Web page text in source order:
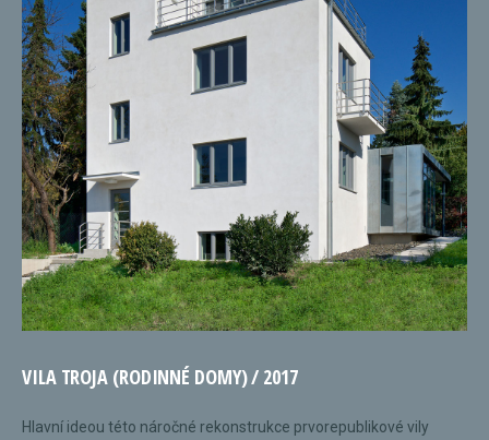
VILA TROJA (RODINNÉ DOMY) / 2017
Hlavní ideou této náročné rekonstrukce prvorepublikové vily